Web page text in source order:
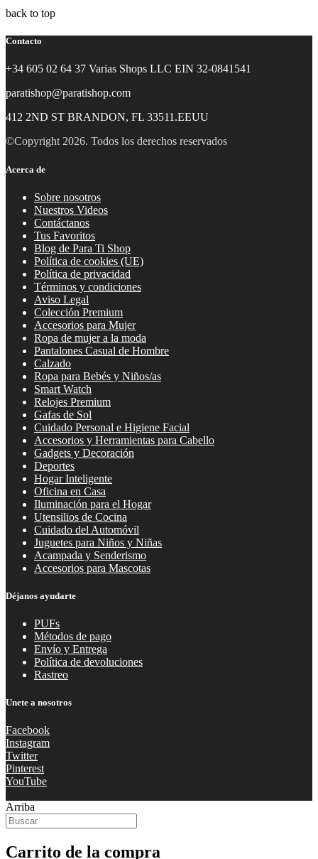
back to top
Contacto
+34 605 02 64 37 Varias Shops LLC EIN 32-0841541
paratishop@paratishop.com
412 2ND ST BRANDON, FL 33511.EEUU
©Copyright 2026. Todos los derechos reservados
Acerca de
Sobre nosotros
Nuestros Videos
Contáctanos
Tus Favoritos
Blog de Para Ti Shop
Política de cookies (UE)
Política de privacidad
Términos y condiciones
Aviso Legal
Colección Premium
Accesorios para Mujer
Ropa de mujer a la moda
Pantalones Casual de Hombre
Calzado
Ropa para Bebés y Niños/as
Smart Watch
Relojes Premium
Gafas de Sol
Cuidado Personal e Higiene Facial
Accesorios y Herramientas para Cabello
Gadgets y Decoración
Deportes
Hogar Inteligente
Oficina en Casa
Iluminación para el Hogar
Utensilios de Cocina
Cuidado del Automóvil
Juguetes para Niños y Niñas
Acampada y Senderismo
Accesorios para Mascotas
Déjanos ayudarte
PUFs
Métodos de pago
Envío y Entrega
Política de devoluciones
Rastreo
Unete a nosotros
Facebook
Instagram
Twitter
Pinterest
YouTube
Arriba
Carrito de la compra